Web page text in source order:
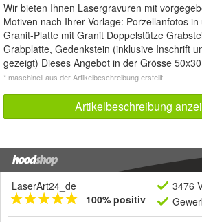
Wir bieten Ihnen Lasergravuren mit
Motiven nach Ihrer Vorlage: Porzellanfotos
Granit-Platte mit Granit Doppelstütze
Grabplatte, Gedenkstein (inklusive Inschrift
gezeigt) Dieses Angebot in der Grösse
* maschinell aus der Artikelbeschreibung erstellt
Artikelbeschreibung
LaserArt24_de
100% positiv
3476